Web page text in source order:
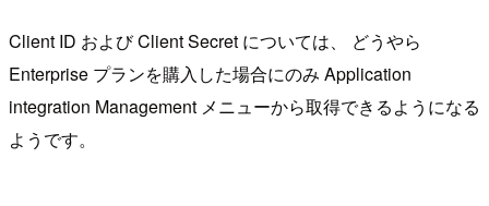
Client ID および Client Secret については、 どうやら
Enterprise プランを購入した場合にのみ Application
integration Management メニューから取得できるようになる
ようです。